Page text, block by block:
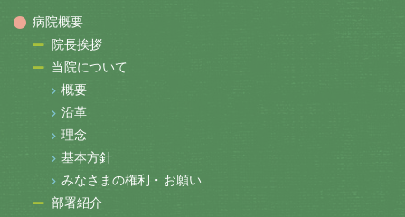
病院概要
院長挨拶
当院について
概要
沿革
理念
基本方針
みなさまの権利・お願い
部署紹介